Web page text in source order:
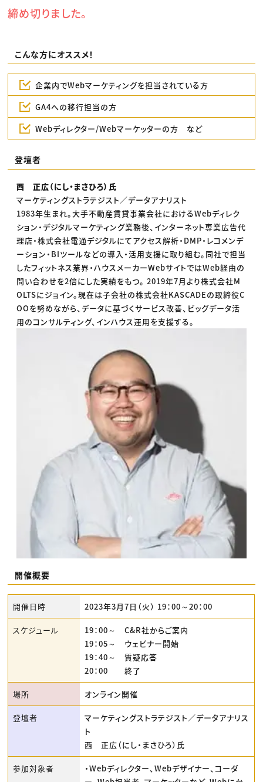
締め切りました。
こんな方にオススメ！
企業内でWebマーケティングを担当されている方
GA4への移行担当の方
Webディレクター/Webマーケッターの方 など
登壇者
西 正広（にし・まさひろ）氏
マーケティングストラテジスト／データアナリスト
1983年生まれ。大手不動産賃貸事業会社におけるWebディレク
ション・デジタルマーケティング業務後、インターネット専業広告代
理店・株式会社電通デジタルにてアクセス解析・DMP・レコメンデ
ーション・BIツールなどの導入・活用支援に取り組む。同社で担当
したフィットネス業界・ハウスメーカーWebサイトではWeb経由の
問い合わせを2倍にした実績をもつ。 2019年7月より株式会社M
OLTSにジョイン。現在は子会社の株式会社KASCADEの取締役C
OOを努めながら、データに基づくサービス改善、ビッグデータ活
用のコンサルティング、インハウス運用を支援する。
開催概要
開催日時 2023年3月7日（火） 19：00～20：00
スケジュール
19：00～ C&R社からご案内
19：05～ ウェビナー開始
19：40～ 質疑応答
20：00 終了
場所 オンライン開催
登壇者
マーケティングストラテジスト／データアナリス
ト
西 正広（にし・まさひろ）氏
参加対象者
・Webディレクター、Webデザイナー、コーダ